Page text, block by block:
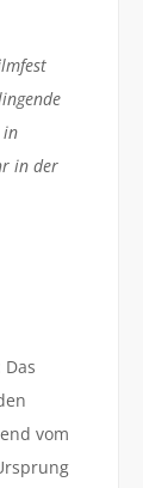
in
in der
vom